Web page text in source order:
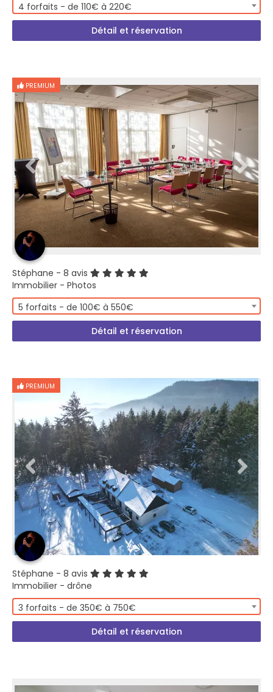
4 forfaits - de 110€ à 220€
Détail et réservation
PREMIUM
Stéphane - 8 avis
Immobilier - Photos
5 forfaits - de 100€ à 550€
Détail et réservation
PREMIUM
Stéphane - 8 avis
Immobilier - drône
3 forfaits - de 350€ à 750€
Détail et réservation